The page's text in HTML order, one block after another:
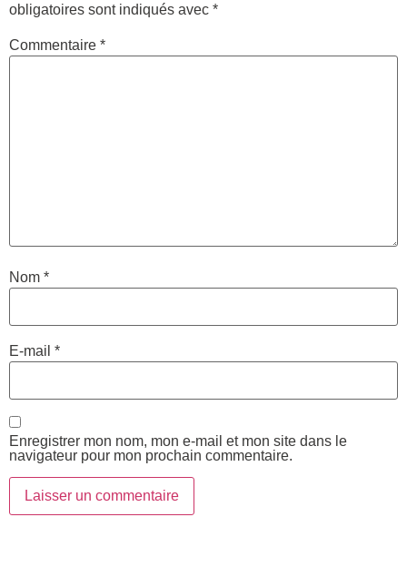
obligatoires sont indiqués avec *
Commentaire *
Nom *
E-mail *
Enregistrer mon nom, mon e-mail et mon site dans le
navigateur pour mon prochain commentaire.